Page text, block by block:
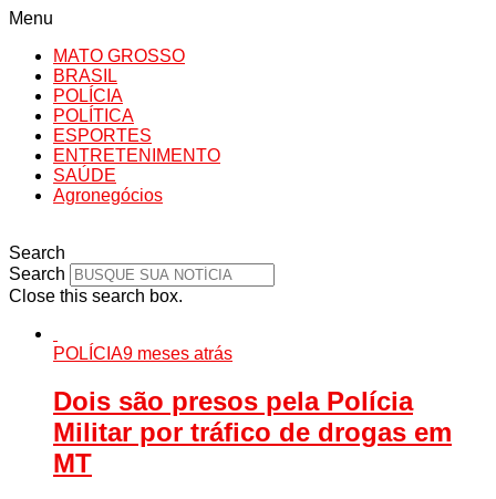
Menu
MATO GROSSO
BRASIL
POLÍCIA
POLÍTICA
ESPORTES
ENTRETENIMENTO
SAÚDE
Agronegócios
Search
Search
Close this search box.
POLÍCIA9 meses atrás
Dois são presos pela Polícia
Militar por tráfico de drogas em
MT